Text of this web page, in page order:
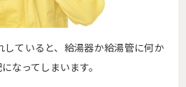
ていると、給湯器か給湯管に何か
なってしまいます。